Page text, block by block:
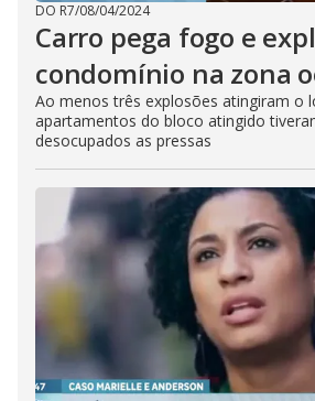
DO R7/08/04/2024
Carro pega fogo e
condomínio na zona
Ao menos três explosões atingiram o
apartamentos do bloco atingido
desocupados as pressas